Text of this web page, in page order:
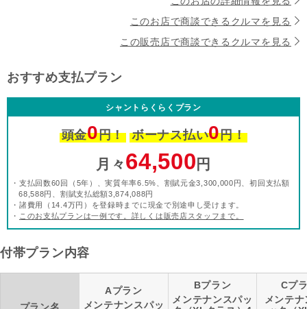
このお店で商談できるクルマを見る
この販売店で商談できるクルマを見る
おすすめ支払プラン
シャントらくらくプラン
頭金0円！ ボーナス払い0円！
月々64,500 円
・支払回数60回（5年）、実質年率6.5%、割賦元金3,300,000円、初回支払額
68,588円、割賦支払総額3,874,088円
・諸費用（14.4万円）を登録時までに現金で別途申し受けます。
・ このお支払プランは一例です。詳しくは販売店スタッフまで。
付帯プラン内容
Aプラン
メンテナンスパッ
Bプラン
メンテナンスパッ
Cプ
メンテ